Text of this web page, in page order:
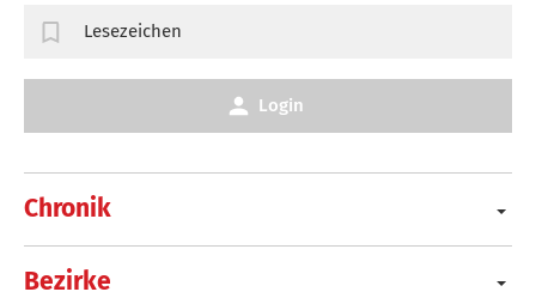
Chronik
Bezirke
Lesezeichen
Login